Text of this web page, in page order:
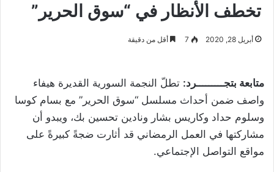
تخطف الأنظار في “سوق الحرير”
أبريل 28, 2020 7 أقل من دقيقة
متابعة بتجـــــــــرد: تطلّ النجمة السورية القديرة هيفاء
واصف ضمن أحداث مسلسل “سوق الحرير” مع بسام كوسا
وسلوم حداد وكاريس بشار ونادين تحسين بك، ويبدو أن
مشاركتها في العمل الرمضاني قد أثارت ضجةً كبيرةً على
مواقع التواصل الإجتماعي.